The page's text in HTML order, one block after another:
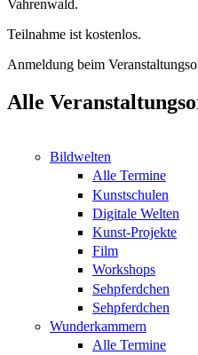
Vahrenwald.
Teilnahme ist kostenlos.
Anmeldung beim
Alle
Bildwelten
Alle Termine
Kunstschulen
Digitale Welten
Kunst-Projekte
Film
Workshops
Sehpferdchen
Sehpferdchen
Wunderkammern
Alle Termine